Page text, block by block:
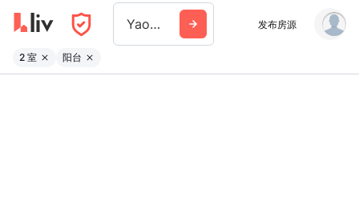
Yaohan Centre 发布房源
2 室 阳台